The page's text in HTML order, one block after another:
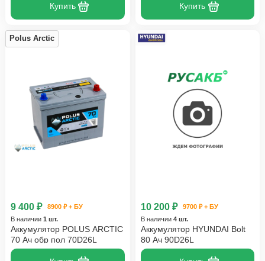
Купить Купить
Polus Arctic
9 400 ₽
8900 ₽ + БУ
В наличии 1 шт.
Аккумулятор POLUS ARCTIC
70 Ач обр пол 70D26L
10 200 ₽
9700 ₽ + БУ
В наличии 4 шт.
Аккумулятор HYUNDAI Bolt
80 Ач 90D26L